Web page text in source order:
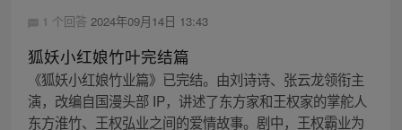
1 个回答 2024年09月14日 13:43
狐妖小红娘竹叶完结篇
《狐妖小红娘竹业篇》已完结。由刘诗诗、张云龙领衔主
演，改编自国漫头部 IP，讲述了东方家和王权家的掌舵人
东方淮竹、王权弘业之间的爱情故事。剧中，王权霸业为